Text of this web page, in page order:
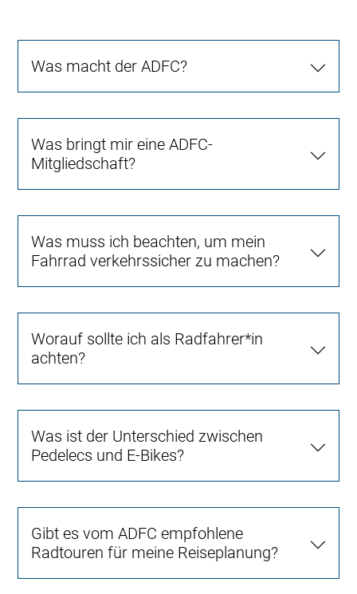
Was macht der ADFC?
Was bringt mir eine ADFC-
Mitgliedschaft?
Was muss ich beachten, um mein
Fahrrad verkehrssicher zu machen?
Worauf sollte ich als Radfahrer*in
achten?
Was ist der Unterschied zwischen
Pedelecs und E-Bikes?
Gibt es vom ADFC empfohlene
Radtouren für meine Reiseplanung?